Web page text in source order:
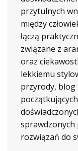
przytulnych
między
łączą
związane z
oraz
lekkiemu
przyrody,
sprawdzonych
rozwiązań do